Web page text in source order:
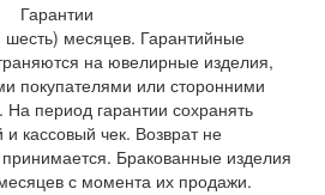
Гарантии
месяцев. Гарантийные
на ювелирные изделия,
покупателями или сторонними
период гарантии сохранять
кассовый чек. Возврат не
Бракованные изделия
с момента их продажи.